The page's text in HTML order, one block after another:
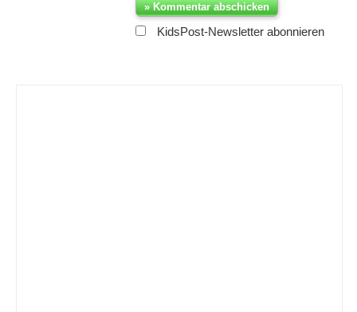
KidsPost-Newsletter abonnieren